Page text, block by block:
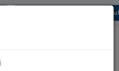
UND, Yunanistan Vize
Nakliyeciler Derneği